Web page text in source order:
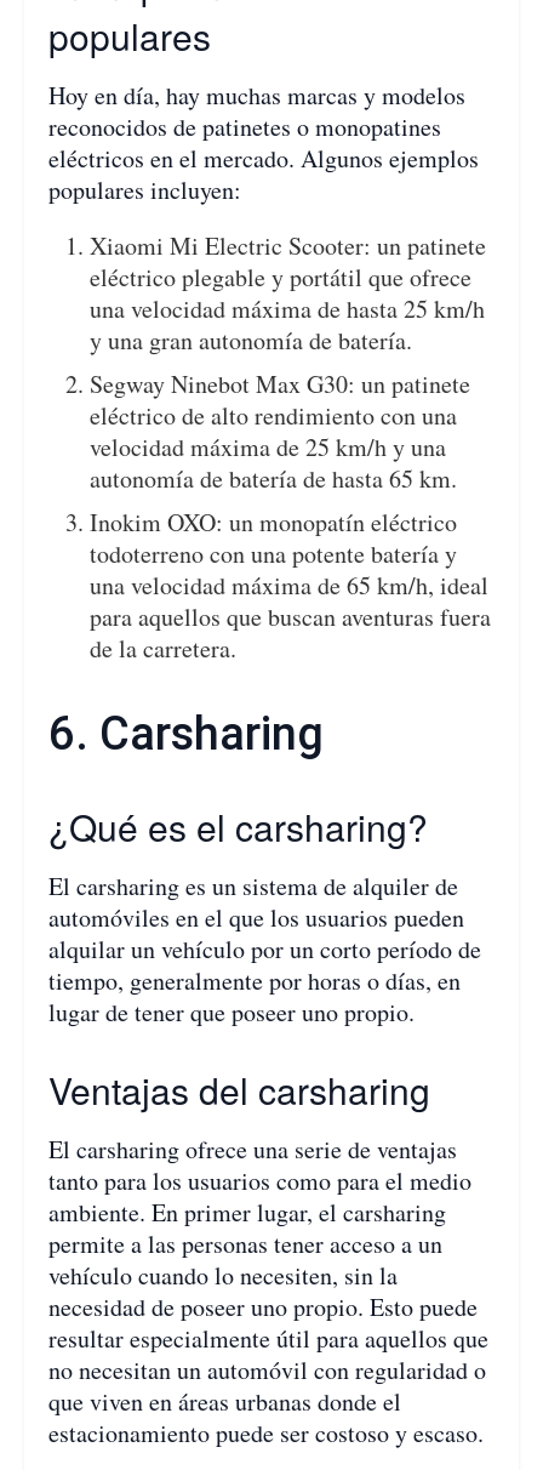
populares
Hoy en día, hay muchas marcas y modelos
reconocidos de patinetes o monopatines
eléctricos en el mercado. Algunos ejemplos
populares incluyen:
Xiaomi Mi Electric Scooter: un patinete
eléctrico plegable y portátil que ofrece
una velocidad máxima de hasta 25 km/h
y una gran autonomía de batería.
Segway Ninebot Max G30: un patinete
eléctrico de alto rendimiento con una
velocidad máxima de 25 km/h y una
autonomía de batería de hasta 65 km.
Inokim OXO: un monopatín eléctrico
todoterreno con una potente batería y
una velocidad máxima de 65 km/h, ideal
para aquellos que buscan aventuras fuera
de la carretera.
6. Carsharing
¿Qué es el carsharing?
El carsharing es un sistema de alquiler de
automóviles en el que los usuarios pueden
alquilar un vehículo por un corto período de
tiempo, generalmente por horas o días, en
lugar de tener que poseer uno propio.
Ventajas del carsharing
El carsharing ofrece una serie de ventajas
tanto para los usuarios como para el medio
ambiente. En primer lugar, el carsharing
permite a las personas tener acceso a un
vehículo cuando lo necesiten, sin la
necesidad de poseer uno propio. Esto puede
resultar especialmente útil para aquellos que
no necesitan un automóvil con regularidad o
que viven en áreas urbanas donde el
estacionamiento puede ser costoso y escaso.